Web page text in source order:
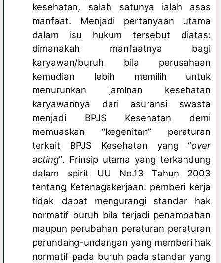
kesehatan, salah satunya ialah asas
manfaat. Menjadi pertanyaan utama
dalam isu hukum tersebut diatas:
dimanakah manfaatnya bagi
karyawan/buruh bila perusahaan
kemudian lebih memilih untuk
menurunkan jaminan kesehatan
karyawannya dari asuransi swasta
menjadi BPJS Kesehatan demi
memuaskan “kegenitan” peraturan
terkait BPJS Kesehatan yang “over
acting”. Prinsip utama yang terkandung
dalam spirit UU No.13 Tahun 2003
tentang Ketenagakerjaan: pemberi kerja
tidak dapat mengurangi standar hak
normatif buruh bila terjadi penambahan
maupun perubahan peraturan peraturan
perundang-undangan yang memberi hak
normatif pada buruh pada standar yang